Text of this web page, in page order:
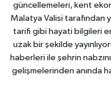
güncellemeleri, kent
Malatya Valisi tarafından
tarifi gibi hayati bilgileri
uzak bir şekilde
haberleri ile şehrin
gelişmelerinden anında